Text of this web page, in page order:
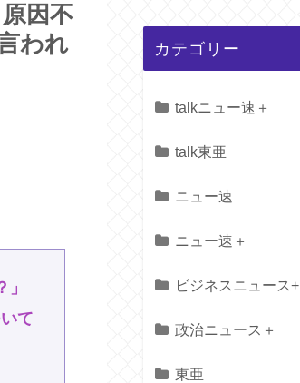
因不
われ
て
カテゴリー
talkニュー速＋
talk東亜
ニュー速
ニュー速＋
ビジネスニュース+
政治ニュース＋
東亜